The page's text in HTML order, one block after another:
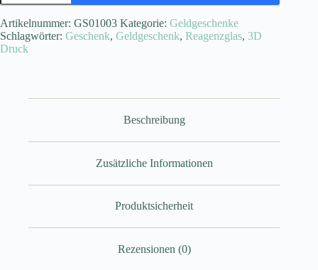
Menge
Artikelnummer: GS01003 Kategorie: Geldgeschenke
Schlagwörter: Geschenk, Geldgeschenk, Reagenzglas, 3D
Druck
Beschreibung
Zusätzliche Informationen
Produktsicherheit
Rezensionen (0)